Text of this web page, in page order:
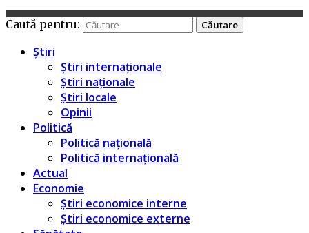
Caută pentru:
Știri
Știri internaționale
Știri naționale
Știri locale
Opinii
Politică
Politică națională
Politică internațională
Actual
Economie
Știri economice interne
Știri economice externe